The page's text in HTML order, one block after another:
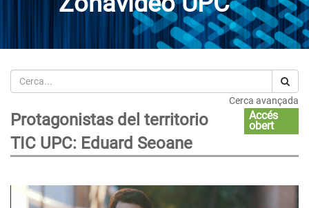
Cerca
Cerca avançada
Protagonistas del territorio
TIC UPC: Eduard Seoane
Accés
obert